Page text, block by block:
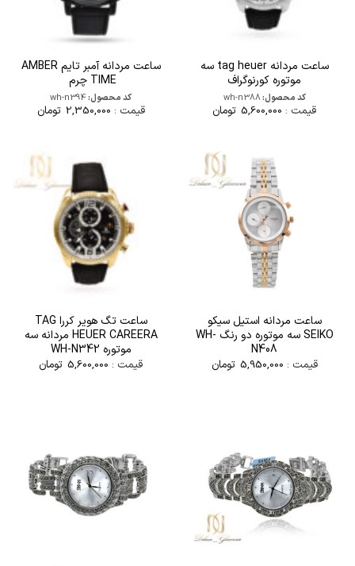
ساعت مردانه tag heuer سه
موتوره کورنوگراف
کد محصول:wh-n388
قیمت : 5,600,000 تومان
ساعت مردانه آمبر تایم AMBER
TIME چرم
کد محصول:wh-n394
قیمت : 2,350,000 تومان
ساعت مردانه استیل سیکو
SEIKO سه موتوره دو رنگ WH-
N408
قیمت : 5,950,000 تومان
ساعت تگ هویر کررا TAG
HEUER CAREERA مردانه سه
موتوره WH-N342
قیمت : 5,600,000 تومان